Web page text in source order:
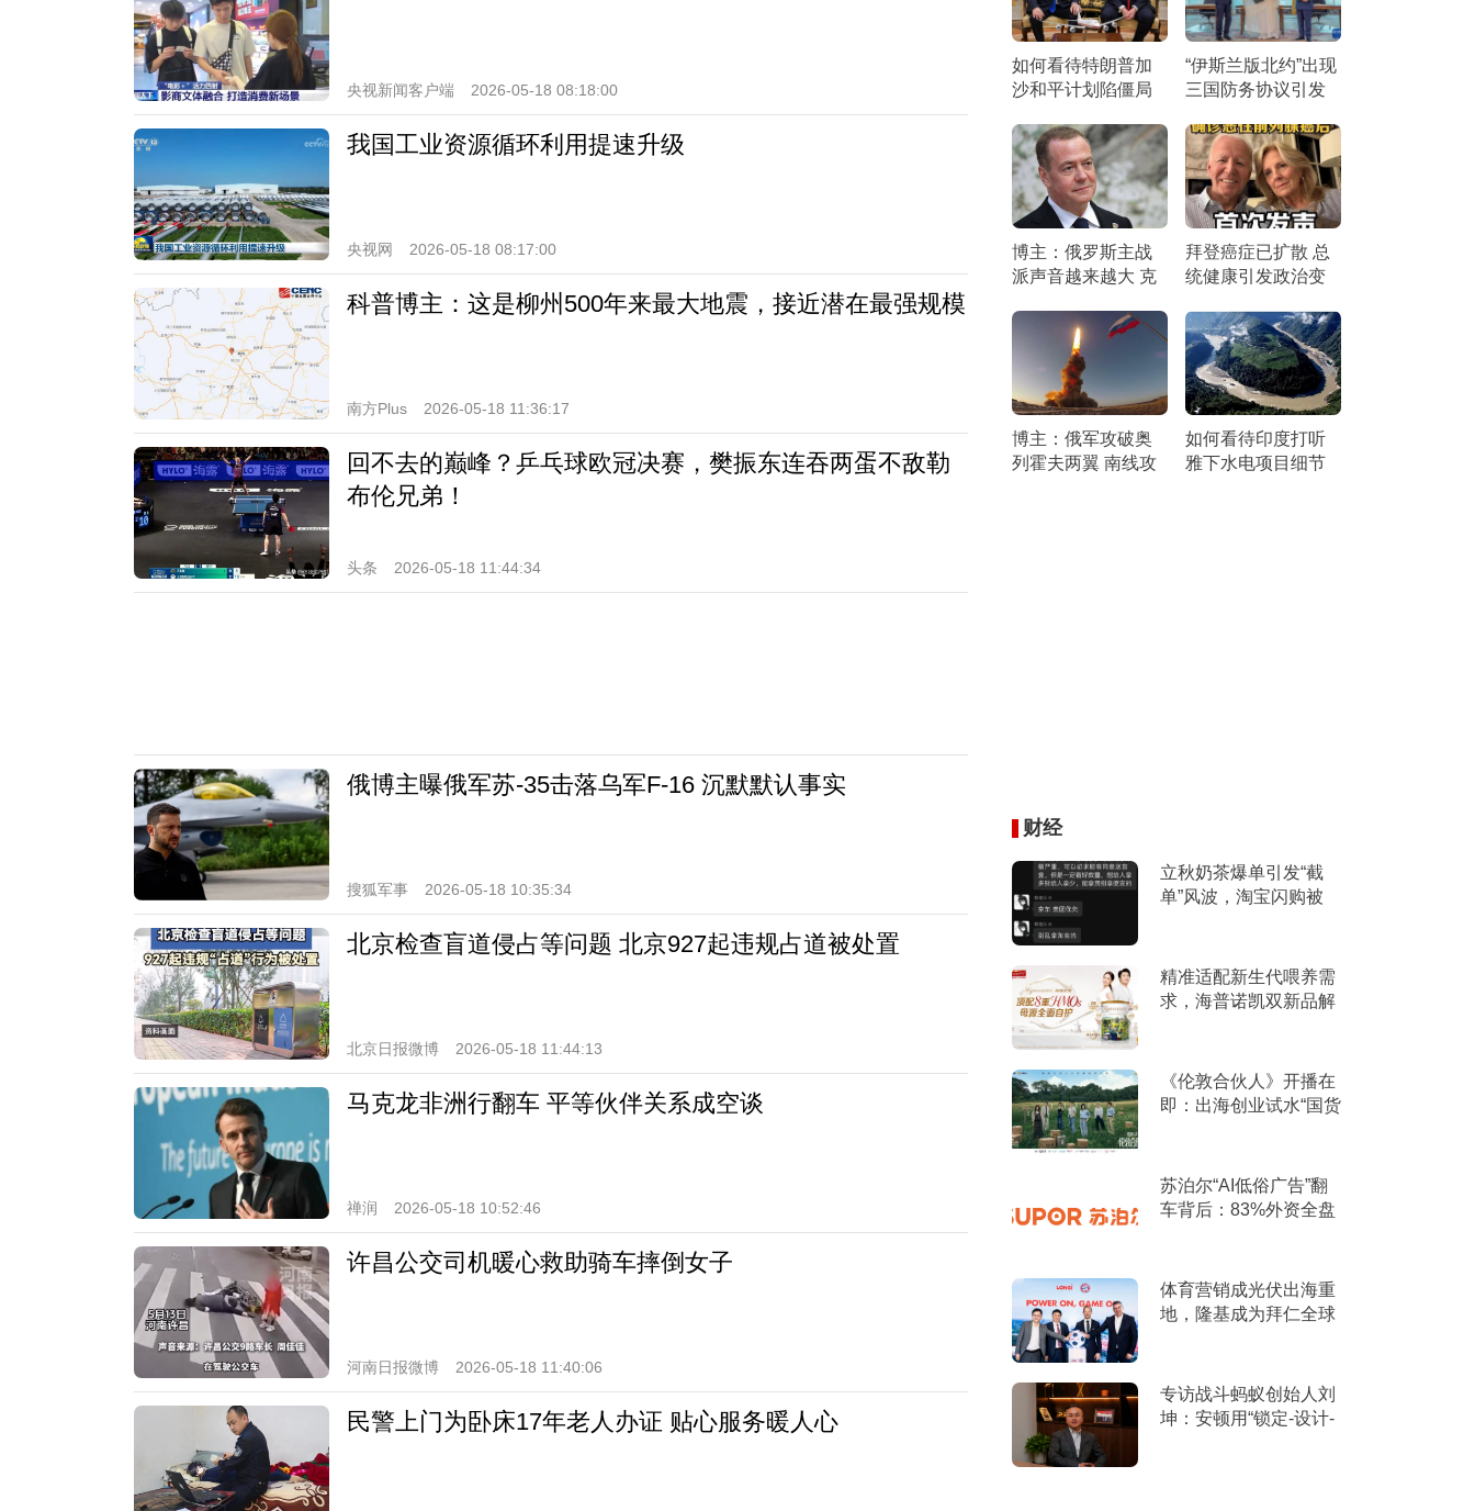
央视新闻客户端 2026-05-18 08:18:00
我国工业资源循环利用提速升级
央视网 2026-05-18 08:17:00
科普博主：这是柳州500年来最大地震，接近潜在最强规模
南方Plus 2026-05-18 11:36:17
回不去的巅峰？乒乓球欧冠决赛，樊振东连吞两蛋不敌勒
布伦兄弟！
头条 2026-05-18 11:44:34
俄博主曝俄军苏-35击落乌军F-16 沉默默认事实
搜狐军事 2026-05-18 10:35:34
北京检查盲道侵占等问题 北京927起违规占道被处置
北京日报微博 2026-05-18 11:44:13
马克龙非洲行翻车 平等伙伴关系成空谈
禅润 2026-05-18 10:52:46
许昌公交司机暖心救助骑车摔倒女子
河南日报微博 2026-05-18 11:40:06
民警上门为卧床17年老人办证 贴心服务暖人心
如何看待特朗普加
沙和平计划陷僵局
“伊斯兰版北约”出现
三国防务协议引发
博主：俄罗斯主战
派声音越来越大 克
拜登癌症已扩散 总
统健康引发政治变
博主：俄军攻破奥
列霍夫两翼 南线攻
如何看待印度打听
雅下水电项目细节
财经
立秋奶茶爆单引发“截
单”风波，淘宝闪购被
精准适配新生代喂养需
求，海普诺凯双新品解
《伦敦合伙人》开播在
即：出海创业试水“国货
苏泊尔“AI低俗广告”翻
车背后：83%外资全盘
体育营销成光伏出海重
地，隆基成为拜仁全球
专访战斗蚂蚁创始人刘
坤：安顿用“锁定-设计-